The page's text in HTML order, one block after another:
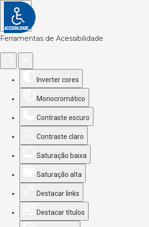
Ferramentas de Acessibilidade
Inverter cores
Monocromático
Contraste escuro
Contraste claro
Saturação baixa
Saturação alta
Destacar links
Destacar títulos